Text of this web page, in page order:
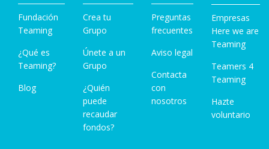
Fundación
Teaming
¿Qué es
Teaming?
Blog
Crea tu
Grupo
Únete a un
Grupo
¿Quién
puede
recaudar
fondos?
Preguntas
frecuentes
Aviso legal
Contacta
con
nosotros
Empresas
Here we are
Teaming
Teamers 4
Teaming
Hazte
voluntario